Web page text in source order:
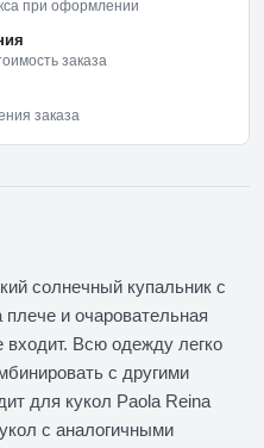
при оформлении
заказа
заказа
солнечный купальник с
и очаровательная
Всю одежду легко
с другими
для кукол Paola Reina
с аналогичными